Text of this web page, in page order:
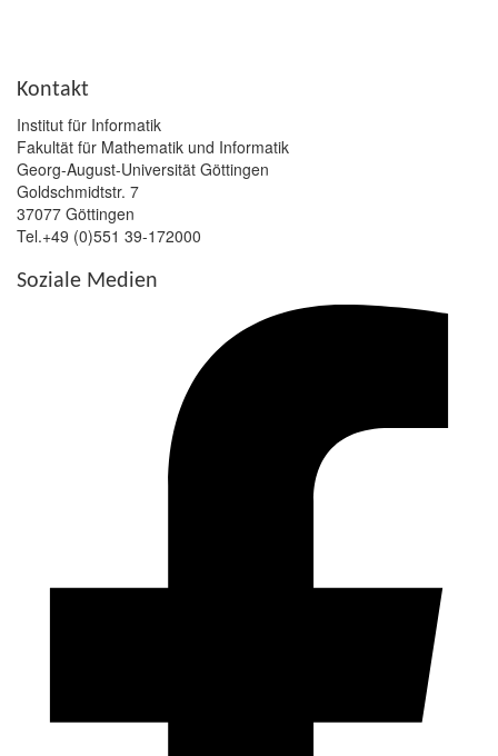
Kontakt
Institut für Informatik
Fakultät für Mathematik und Informatik
Georg-August-Universität Göttingen
Goldschmidtstr. 7
37077 Göttingen
Tel.+49 (0)551 39-172000
Soziale Medien